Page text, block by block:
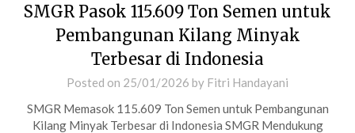
SMGR Pasok 115.609 Ton Semen untuk
Pembangunan Kilang Minyak
Terbesar di Indonesia
Posted on 25/01/2026 by Fitri Handayani
SMGR Memasok 115.609 Ton Semen untuk Pembangunan
Kilang Minyak Terbesar di Indonesia SMGR Mendukung